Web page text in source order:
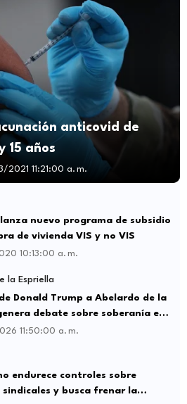
anticovid de
15 años
2021 11:21:00 a. m.
nuevo programa de subsidio
de vivienda VIS y no VIS
10:13:00 a. m.
la Espriella
Donald Trump a Abelardo de la
debate sobre soberanía e
internacional
11:50:00 a. m.
endurece controles sobre
y busca frenar la